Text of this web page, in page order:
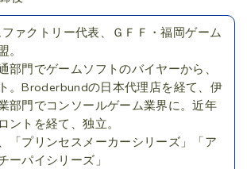
ァクトリー代表、ＧＦＦ・福岡ゲーム
部門でゲームソフトのバイヤーから、
。Broderbundの日本代理店を経て、伊
部門でコンソールゲーム業界に。近年
ントを経て、独立。
「プリンセスメーカーシリーズ」「ア
ーパイシリーズ」